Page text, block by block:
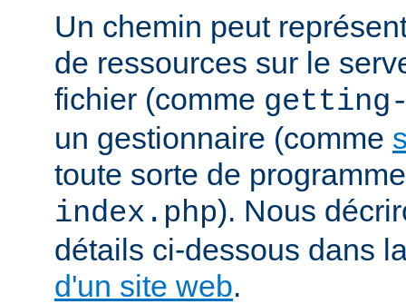
Un chemin peut
de ressources sur le
fichier (comme
un gestionnaire (comme
toute sorte de
index.php). Nous
détails ci-dessous dans
d'un site web.